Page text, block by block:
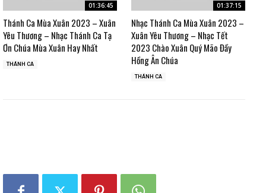
01:36:45
Thánh Ca Mùa Xuân 2023 – Xuân
Yêu Thương – Nhạc Thánh Ca Tạ
Ơn Chúa Mùa Xuân Hay Nhất
THÁNH CA
01:37:15
Nhạc Thánh Ca Mùa Xuân 2023 –
Xuân Yêu Thương – Nhạc Tết
2023 Chào Xuân Quý Mão Đầy
Hồng Ân Chúa
THÁNH CA